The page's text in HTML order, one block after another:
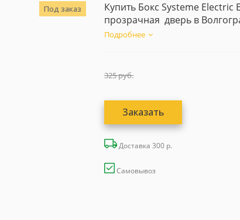
Под заказ
Купить Бокс Systeme Electric
прозрачная дверь в
Подробнее
325руб.
Заказать
Доставка 300 р.
Самовывоз